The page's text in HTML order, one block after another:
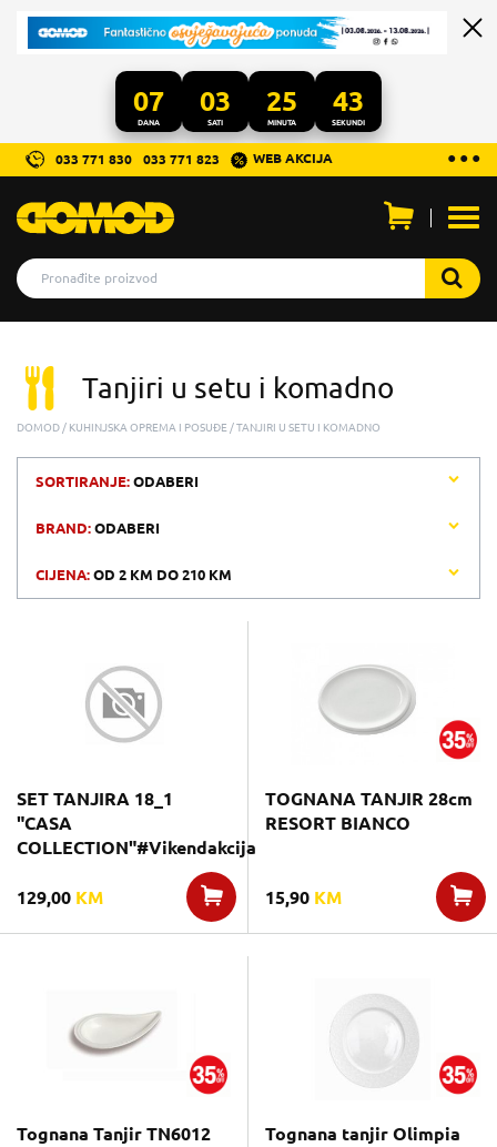
07
DANA
03
SATI
25
MINUTA
43
SEKUNDI
...
● ● ●
033 771 830 033 771 823 WEB AKCIJA
Tanjiri u setu i komadno
DOMOD KUHINJSKA OPREMA I POSUĐE TANJIRI U SETU I KOMADNO
SORTIRANJE:ODABERI
BRAND:ODABERI
CIJENA:OD 2 KM DO210 KM
SET TANJIRA 18_1
"CASA
COLLECTION"#Vikendakcija
129,00 KM
TOGNANA TANJIR 28cm
RESORT BIANCO
15,90 KM
Tognana Tanjir TN6012
Tognana tanjir Olimpia